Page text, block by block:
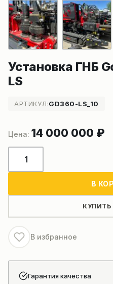
Установка ГНБ
LS
АРТИКУЛ:GD360-LS_10
14 000 000 ₽
товара
GD360-
LS
В
КУПИТЬ
В избранное
Гарантия качества